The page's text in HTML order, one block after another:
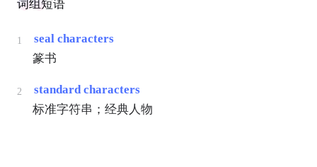
词组短语
1
seal characters
篆书
2
standard characters
标准字符串；经典人物